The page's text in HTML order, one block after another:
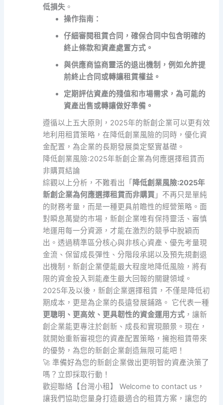
低損失 。
操作指南：
仔細審閱租賃合同，確保合同中包含明確的
終止條款和資產處置方式。
與供應商協商靈活的退出機制，例如允許提
前終止合同或轉讓租賃權益。
定期評估資產的殘值和市場需求，為可能的
資產出售或轉讓做好準備。
遵循以上五大原則，2025年的新創企業可以更有效
地利用租賃策略，在降低創業風險的同時，優化資
金配置，為企業的長期發展奠定堅實基礎。
降低創業風險:2025年新創企業為何應選擇租賃而
非購買結論
綜觀以上分析，不難看出「 降低創業風險:2025年
新創企業為何應選擇租賃而非購買 」不再只是單純
的財務考量，而是一種更具前瞻性的經營策略。面
對瞬息萬變的市場，新創企業唯有保持靈活、審慎
地運用每一分資源，才能在激烈的競爭中脫穎而
出。透過精準區分核心與非核心資產、優先考量現
金流、保留成長彈性、分階段承諾以及預先規劃退
出機制，新創企業便能最大程度地降低風險，將有
限的資金投入到能產生最大回報的關鍵領域。
2025年及以後，新創企業選擇租賃，不僅是降低初
期成本，更是為企業的長遠發展鋪路。 它代表一種
更聰明、更高效、更具韌性的資金運用方式 ，讓新
創企業能更專注於創新、成長和實現願景。現在，
就開始重新審視您的資產配置策略，擁抱租賃帶來
的優勢，為您的新創企業創造無限可能吧！
🚀 準備好為您的新創企業做出更明智的資產決策了
嗎？立即採取行動！
歡迎聯絡【台灣小租】 Welcome to contact us，
讓我們協助您量身打造最適合的租賃方案，讓您的